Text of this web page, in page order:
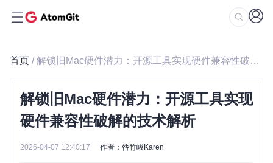
首页 / 解锁旧Mac硬件潜力：开源工具实现硬件兼容性破解的技术解析
解锁旧Mac硬件潜力：开源工具实现
硬件兼容性破解的技术解析
2026-04-07 12:40:17 作者：咎竹峻Karen